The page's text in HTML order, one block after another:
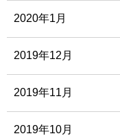
2020年1月
2019年12月
2019年11月
2019年10月